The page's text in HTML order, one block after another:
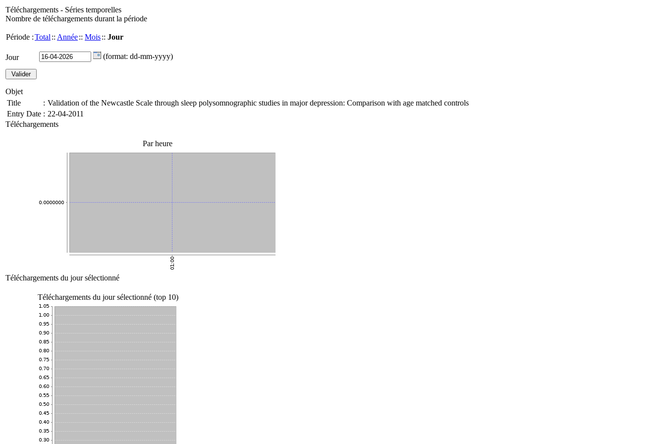
Téléchargements - Séries temporelles
Nombre de téléchargements durant la période
Période :Total :: Année:: Mois:: Jour
Jour (format: dd-mm-yyyy)
Objet
Title
: Validation of the Newcastle Scale through sleep polysomnographic studies in major depression: Comparison with age matched controls
Entry Date : 22-04-2011
Téléchargements
Par heure
Téléchargements du jour sélectionné
Téléchargements du jour sélectionné (top 10)